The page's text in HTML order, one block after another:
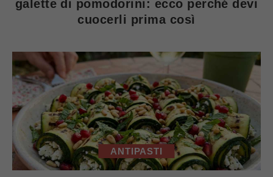
galette di pomodorini: ecco perché devi
cuocerli prima così
ANTIPASTI